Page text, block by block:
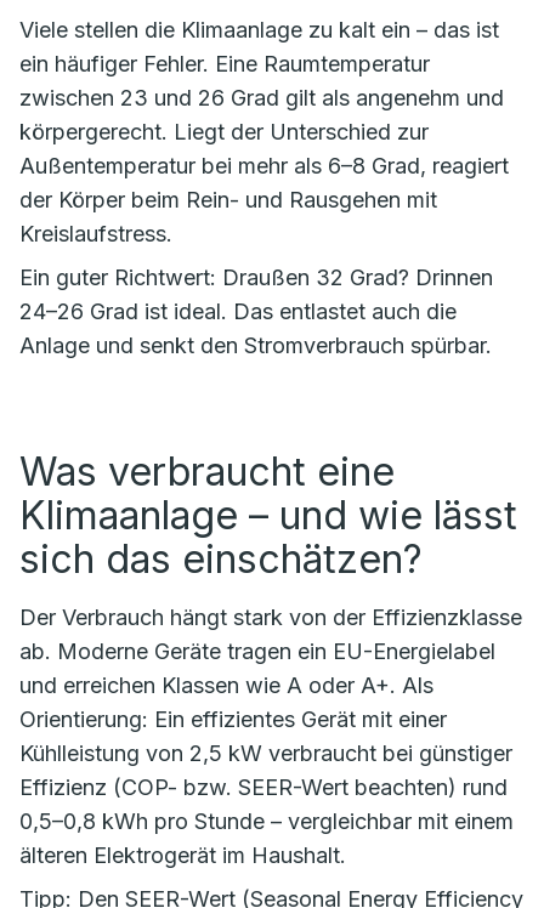
Viele stellen die Klimaanlage zu kalt ein – das ist
ein häufiger Fehler. Eine Raumtemperatur
zwischen 23 und 26 Grad gilt als angenehm und
körpergerecht. Liegt der Unterschied zur
Außentemperatur bei mehr als 6–8 Grad, reagiert
der Körper beim Rein- und Rausgehen mit
Kreislaufstress.
Ein guter Richtwert: Draußen 32 Grad? Drinnen
24–26 Grad ist ideal. Das entlastet auch die
Anlage und senkt den Stromverbrauch spürbar.
Was verbraucht eine
Klimaanlage – und wie lässt
sich das einschätzen?
Der Verbrauch hängt stark von der Effizienzklasse
ab. Moderne Geräte tragen ein EU-Energielabel
und erreichen Klassen wie A oder A+. Als
Orientierung: Ein effizientes Gerät mit einer
Kühlleistung von 2,5 kW verbraucht bei günstiger
Effizienz (COP- bzw. SEER-Wert beachten) rund
0,5–0,8 kWh pro Stunde – vergleichbar mit einem
älteren Elektrogerät im Haushalt.
Tipp: Den SEER-Wert (Seasonal Energy Efficiency